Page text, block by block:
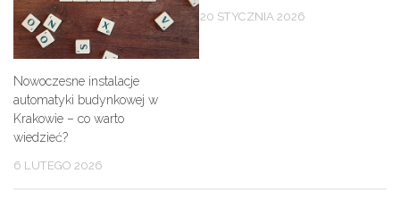
Nowoczesne instalacje
automatyki budynkowej w
Krakowie – co warto
wiedzieć?
6 LUTEGO 2026
20 STYCZNIA 2026